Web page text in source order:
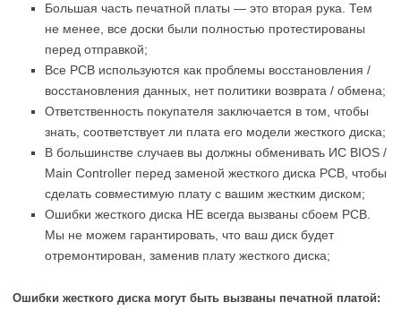
Большая часть печатной платы — это вторая рука. Тем
не менее, все доски были полностью протестированы
перед отправкой;
Все PCB используются как проблемы восстановления /
восстановления данных, нет политики возврата / обмена;
Ответственность покупателя заключается в том, чтобы
знать, соответствует ли плата его модели жесткого диска;
В большинстве случаев вы должны обменивать ИС BIOS /
Main Controller перед заменой жесткого диска PCB, чтобы
сделать совместимую плату с вашим жестким диском;
Ошибки жесткого диска НЕ всегда вызваны сбоем PCB.
Мы не можем гарантировать, что ваш диск будет
отремонтирован, заменив плату жесткого диска;
Ошибки жесткого диска могут быть вызваны печатной платой: